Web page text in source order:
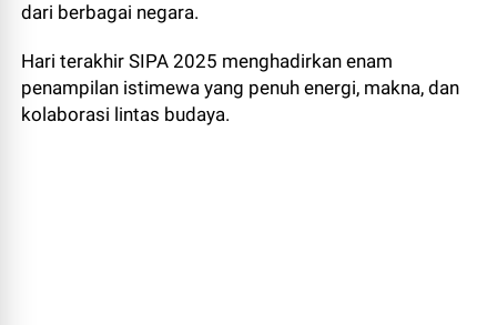
dari berbagai negara.
Hari terakhir SIPA 2025 menghadirkan enam
penampilan istimewa yang penuh energi, makna, dan
kolaborasi lintas budaya.